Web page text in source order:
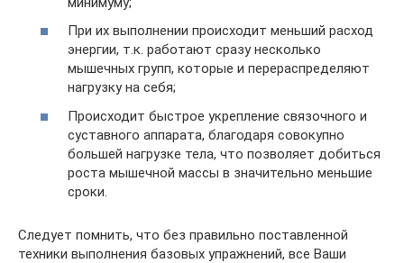
При их выполнении происходит меньший расход
энергии, т.к. работают сразу несколько
мышечных групп, которые и перераспределяют
нагрузку на себя;
Происходит быстрое укрепление связочного и
суставного аппарата, благодаря совокупно
большей нагрузке тела, что позволяет добиться
роста мышечной массы в значительно меньшие
сроки.
Следует помнить, что без правильно поставленной
техники выполнения базовых упражнений, все Ваши